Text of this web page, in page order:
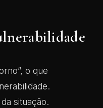
o que
situação.